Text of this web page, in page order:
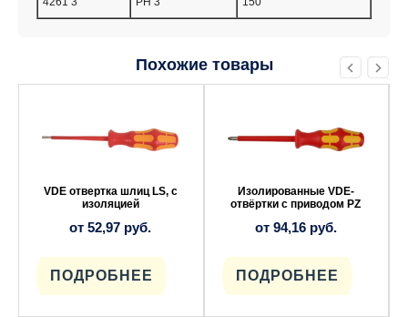
Похожие товары
VDE отвертка шлиц LS, с
изоляцией
от52,97 руб.
ПОДРОБНЕЕ
несколько
выбрать
товара.
Изолированные VDE-
отвёртки с приводом PZ
от 94,16 руб.
ПОДРОБНЕЕ
несколько
выбрать
на
товара.